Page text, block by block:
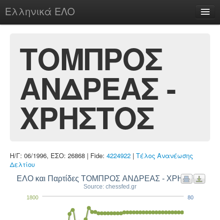
Ελληνικά ΕΛΟ
chesstu.be @ discord
Login
ΤΟΜΠΡΟΣ
ΑΝΔΡΕΑΣ -
ΧΡΗΣΤΟΣ
Η/Γ: 06/1996, ΕΣΟ: 26868 | Fide: 4224922 | Τέλος Ανανέωσης
Δελτίου
ΕΛΟ και Παρτίδες ΤΟΜΠΡΟΣ ΑΝΔΡΕΑΣ - ΧΡΗΣΤΟΣ
Source: chessfed.gr
1800 80